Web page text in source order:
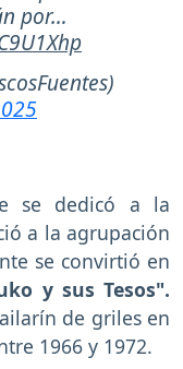
por…
se dedicó a la
a la agrupación
se convirtió en
y sus Tesos".
de griles en
1966 y 1972.